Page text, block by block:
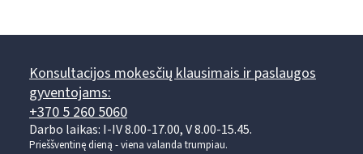
Konsultacijos mokesčių klausimais ir paslaugos
gyventojams:
+370 5 260 5060
Darbo laikas: I-IV 8.00-17.00, V 8.00-15.45.
Prieššventinę dieną - viena valanda trumpiau.